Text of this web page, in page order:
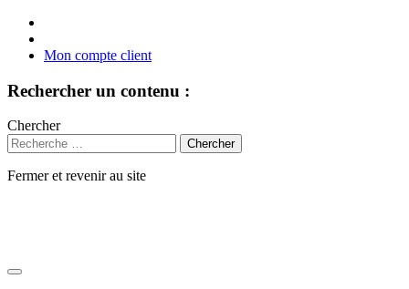
Mon compte client
Rechercher un contenu :
Chercher
Fermer et revenir au site